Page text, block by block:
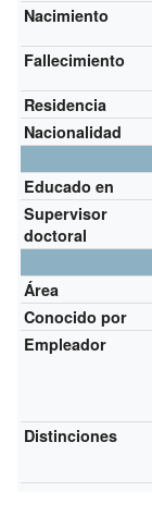
Nacimiento
Fallecimiento
Residencia
Nacionalidad
Educado en
Supervisor
doctoral
Área
Conocido por
Empleador
Distinciones